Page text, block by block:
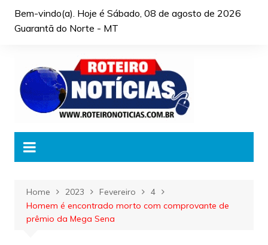
Bem-vindo(a). Hoje é Sábado, 08 de agosto de 2026
Guarantã do Norte - MT
Home 2023 Fevereiro
4
Homem é encontrado morto com comprovante de
prêmio da Mega Sena